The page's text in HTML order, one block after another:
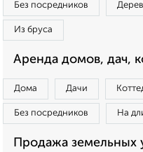
Без посредников
Из бруса
Аренда домов, дач,
Дома Дачи
Без посредников На
Продажа земельных